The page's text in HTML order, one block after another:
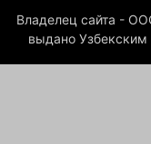
Владелец сайта -
выдано Узбекским